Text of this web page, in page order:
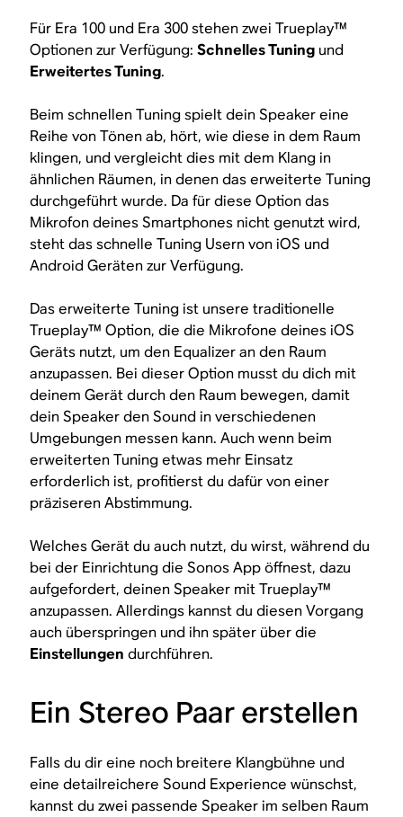
Für Era 100 und Era 300 stehen zwei Trueplay™
Optionen zur Verfügung:Schnelles Tuning und
Erweitertes Tuning.
Beim schnellen Tuning spielt dein Speaker eine
Reihe von Tönen ab, hört, wie diese in dem Raum
klingen, und vergleicht dies mit dem Klang in
ähnlichen Räumen, in denen das erweiterte Tuning
durchgeführt wurde. Da für diese Option das
Mikrofon deines Smartphones nicht genutzt wird,
steht das schnelle Tuning Usern von iOS und
Android Geräten zur Verfügung.
Das erweiterte Tuning ist unsere traditionelle
Trueplay™ Option, die die Mikrofone deines iOS
Geräts nutzt, um den Equalizer an den Raum
anzupassen. Bei dieser Option musst du dich mit
deinem Gerät durch den Raum bewegen, damit
dein Speaker den Sound in verschiedenen
Umgebungen messen kann. Auch wenn beim
erweiterten Tuning etwas mehr Einsatz
erforderlich ist, profitierst du dafür von einer
präziseren Abstimmung.
Welches Gerät du auch nutzt, du wirst, während du
bei der Einrichtung die Sonos App öffnest, dazu
aufgefordert, deinen Speaker mit Trueplay™
anzupassen. Allerdings kannst du diesen Vorgang
auch überspringen und ihn später über die
Einstellungen durchführen.
Ein Stereo Paar erstellen
Falls du dir eine noch breitere Klangbühne und
eine detailreichere Sound Experience wünschst,
kannst du zwei passende Speaker im selben Raum